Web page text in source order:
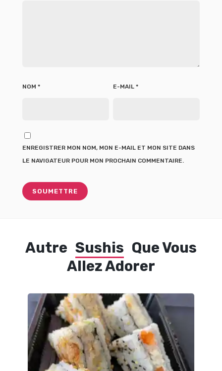
NOM * E-MAIL *
ENREGISTRER MON NOM, MON E-MAIL ET MON SITE DANS
LE NAVIGATEUR POUR MON PROCHAIN COMMENTAIRE.
Autre Sushis Que Vous
Allez Adorer